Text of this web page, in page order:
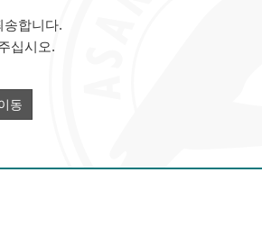
송합니다.
십시오.
동